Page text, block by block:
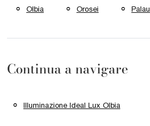
Olbia Orosei Palau
Continua a navigare
Illuminazione Ideal Lux Olbia